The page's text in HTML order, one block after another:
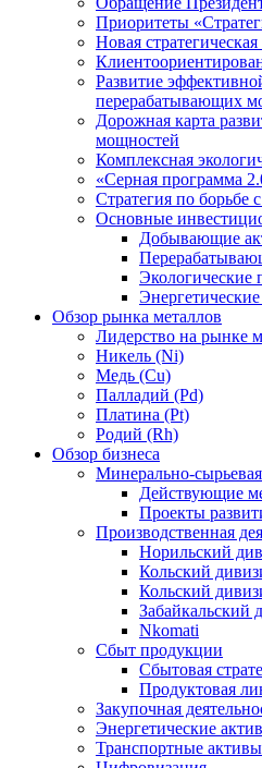
Приоритеты
Новая
Развитие
перерабатывающих
Дорожная карта
мощностей
Комплексная
«Серная программа
Стратегия по борьбе
Основные
Добывающие
Экологические
Обзор рынка металлов
Лидерство на рынке
Никель (Ni)
Медь (Cu)
Палладий (Pd)
Платина (Pt)
Родий (Rh)
Обзор бизнеса
Минерально-сырьевая
Действующие
Проекты
Производственная
Норильский
Кольский
Кольский
Забайкальский
Nkomati
Сбыт продукции
Сбытовая
Продуктовая
Закупочная
Энергетические
Транспортные активы